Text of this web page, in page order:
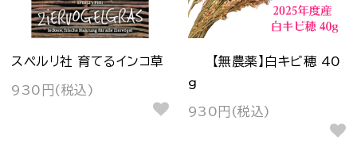
スペルリ社 育てるインコ草
930円(税込)
【無農薬】白キビ穂 40
g
930円(税込)